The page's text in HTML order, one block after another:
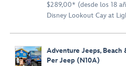
$289,00* (desde los 18
Disney Lookout Cay at
Adventure Jeeps, Beach
Per Jeep (N10A)